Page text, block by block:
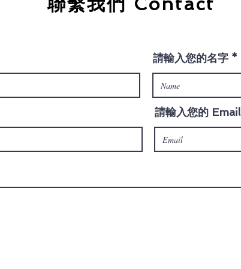
請輸入您的名字
請輸入您的 Email